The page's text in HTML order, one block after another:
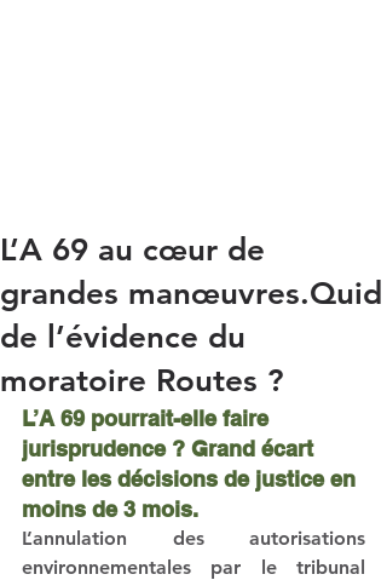
L’A 69 au cœur de
grandes manœuvres.Quid
de l’évidence du
moratoire Routes ?
L’A 69 pourrait-elle faire
jurisprudence ? Grand écart
entre les décisions de justice en
moins de 3 mois.
L’annulation des autorisations
environnementales par le tribunal